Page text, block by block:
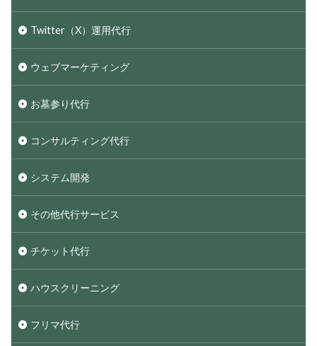
Twitter（X）運用代行
ウェブマーケティング
お墓参り代行
コンサルティング代行
システム開発
その他代行サービス
チケット代行
ハウスクリーニング
フリマ代行